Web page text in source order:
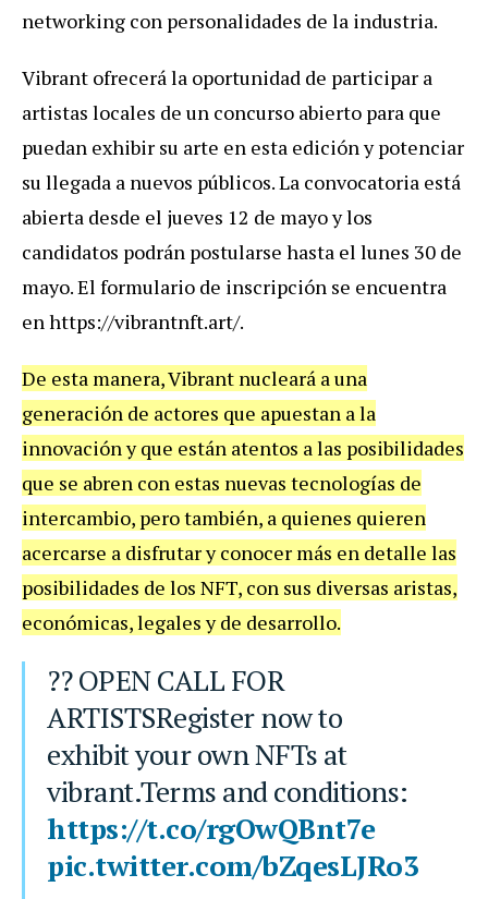
networking con personalidades de la industria.
Vibrant ofrecerá la oportunidad de participar a
artistas locales de un concurso abierto para que
puedan exhibir su arte en esta edición y potenciar
su llegada a nuevos públicos. La convocatoria está
abierta desde el jueves 12 de mayo y los
candidatos podrán postularse hasta el lunes 30 de
mayo. El formulario de inscripción se encuentra
en https://vibrantnft.art/.
De esta manera, Vibrant nucleará a una
generación de actores que apuestan a la
innovación y que están atentos a las posibilidades
que se abren con estas nuevas tecnologías de
intercambio, pero también, a quienes quieren
acercarse a disfrutar y conocer más en detalle las
posibilidades de los NFT, con sus diversas aristas,
económicas, legales y de desarrollo.
?? OPEN CALL FOR
ARTISTSRegister now to
exhibit your own NFTs at
vibrant.Terms and conditions:
https://t.co/rgOwQBnt7e
pic.twitter.com/bZqesLJRo3